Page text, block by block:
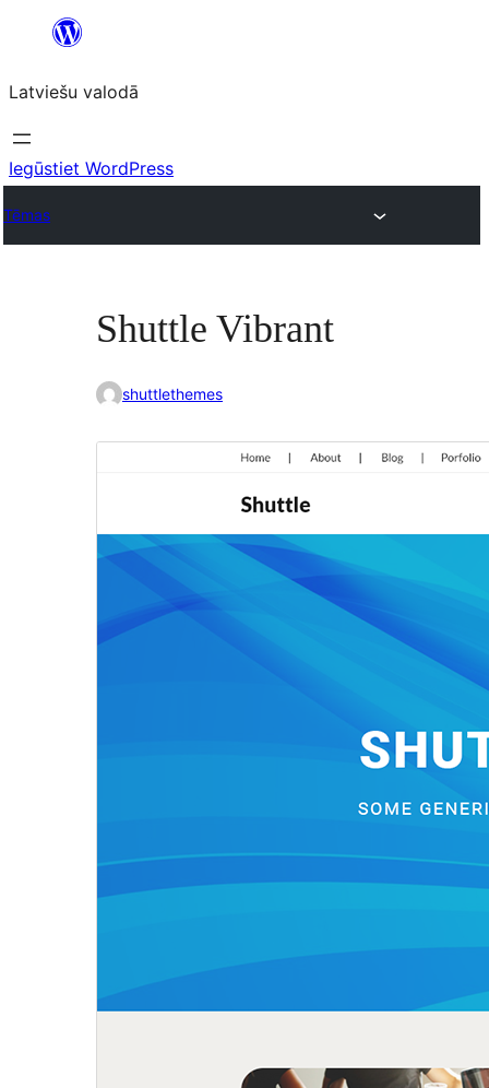
Pāriet
saturu
Latviešu valodā
Iegūstiet WordPress
Tēmas
Shuttle Vibrant
shuttlethemes